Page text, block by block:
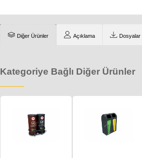
Diğer Ürünler Açıklama Dosyalar
Kategoriye Bağlı Diğer Ürünler